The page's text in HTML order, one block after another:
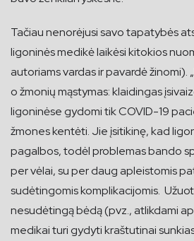
Tačiau nenorėjusi savo tapatybės
ligoninės medikė laikėsi kitokios
autoriams vardas ir pavardė žinomi).
o žmonių mąstymas: klaidingas
ligoninėse gydomi tik COVID-19
žmones kentėti. Jie įsitikinę, kad
pagalbos, todėl problemas bando
per vėlai, su per daug apleistomis
sudėtingomis komplikacijomis.
nesudėtingą bėdą (pvz., atlikdami
medikai turi gydyti kraštutinai